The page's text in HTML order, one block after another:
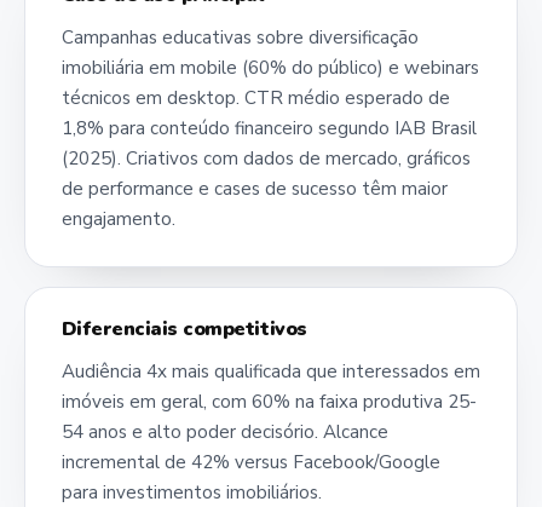
Campanhas educativas sobre diversificação
imobiliária em mobile (60% do público) e webinars
técnicos em desktop. CTR médio esperado de
1,8% para conteúdo financeiro segundo IAB Brasil
(2025). Criativos com dados de mercado, gráficos
de performance e cases de sucesso têm maior
engajamento.
Diferenciais competitivos
Audiência 4x mais qualificada que interessados em
imóveis em geral, com 60% na faixa produtiva 25-
54 anos e alto poder decisório. Alcance
incremental de 42% versus Facebook/Google
para investimentos imobiliários.